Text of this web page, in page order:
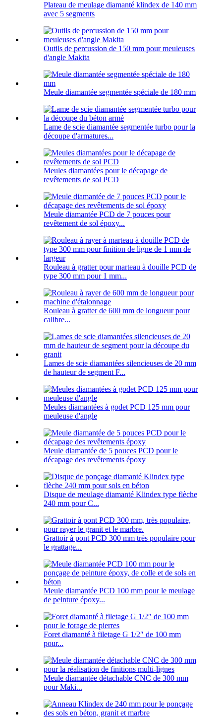
Plateau de meulage diamanté klindex de 140 mm
avec 5 segments
Outils de percussion de 150 mm pour meuleuses
d'angle Makita
Meule diamantée segmentée spéciale de 180 mm
Lame de scie diamantée segmentée turbo pour la
découpe d'armatures...
Meules diamantées pour le décapage de
revêtements de sol PCD
Meule diamantée PCD de 7 pouces pour
revêtement de sol époxy...
Rouleau à gratter pour marteau à douille PCD de
type 300 mm pour 1 mm...
Rouleau à gratter de 600 mm de longueur pour
calibre...
Lames de scie diamantées silencieuses de 20 mm
de hauteur de segment F...
Meules diamantées à godet PCD 125 mm pour
meuleuse d'angle
Meule diamantée de 5 pouces PCD pour le
décapage des revêtements époxy
Disque de meulage diamanté Klindex type flèche
240 mm pour C...
Grattoir à pont PCD 300 mm très populaire pour
le grattage...
Meule diamantée PCD 100 mm pour le meulage
de peinture époxy...
Foret diamanté à filetage G 1/2″ de 100 mm
pour...
Meule diamantée détachable CNC de 300 mm
pour Maki...